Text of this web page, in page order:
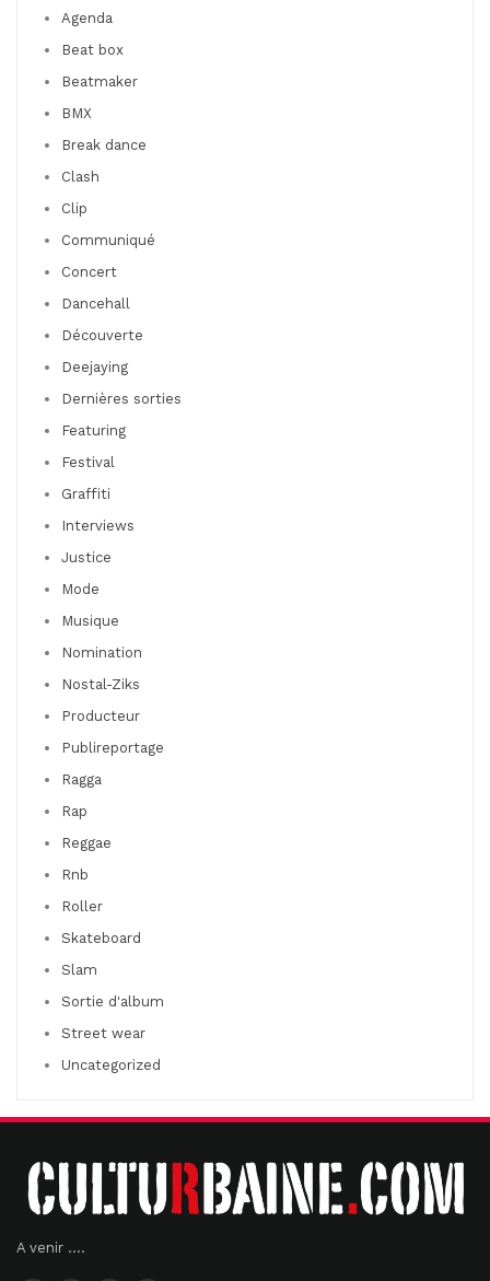
Agenda
Beat box
Beatmaker
BMX
Break dance
Clash
Clip
Communiqué
Concert
Dancehall
Découverte
Deejaying
Dernières sorties
Featuring
Festival
Graffiti
Interviews
Justice
Mode
Musique
Nomination
Nostal-Ziks
Producteur
Publireportage
Ragga
Rap
Reggae
Rnb
Roller
Skateboard
Slam
Sortie d'album
Street wear
Uncategorized
A venir ....